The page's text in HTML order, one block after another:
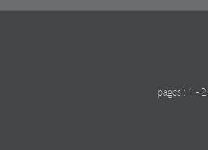
pages : 1 - 2